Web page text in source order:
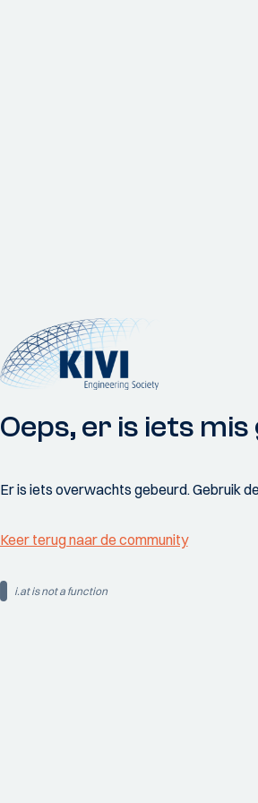
Oeps, er is iets mis
Er is iets overwachts gebeurd. Gebruik
Keer terug naar de community
i.at is not a function